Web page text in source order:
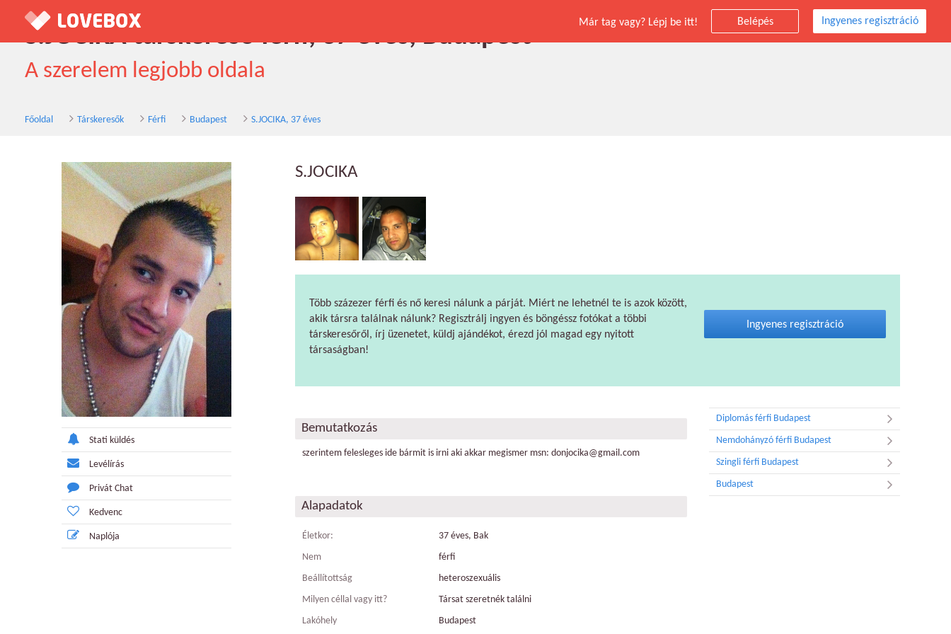
Már tag vagy? Lépj be itt! Belépés Ingyenes regisztráció
S.JOCIKA társkereső férfi, 37 éves, Budapest
A szerelem legjobb oldala
Főoldal Társkeresők Férfi Budapest S.JOCIKA, 37 éves
Stati küldés
Levélírás
Privát Chat
Kedvenc
Naplója
S.JOCIKA
Több százezer férfi és nő keresi nálunk a párját. Miért ne lehetnél te is azok között,
akik társra találnak nálunk? Regisztrálj ingyen és böngéssz fotókat a többi
társkeresőről, írj üzenetet, küldj ajándékot, érezd jól magad egy nyitott
társaságban!
Ingyenes regisztráció
Bemutatkozás
szerintem felesleges ide bármit is irni aki akkar megismer msn: donjocika@gmail.com
Alapadatok
Életkor:
37 éves, Bak
Nem
férfi
Beállítottság
heteroszexuális
Milyen céllal vagy itt?
Társat szeretnék találni
Lakóhely
Budapest
Diplomás férfi Budapest
Nemdohányzó férfi Budapest
Szingli férfi Budapest
Budapest